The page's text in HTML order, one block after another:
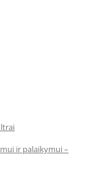
ir palaikymui –